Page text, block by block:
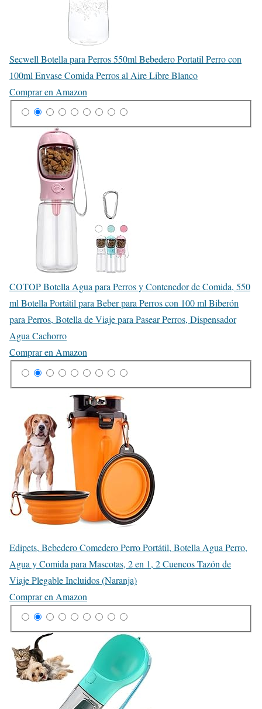
Secwell Botella para Perros 550ml Bebedero Portatil Perro con
100ml Envase Comida Perros al Aire Libre Blanco
Comprar en Amazon
COTOP Botella Agua para Perros y Contenedor de Comida, 550
ml Botella Portátil para Beber para Perros con 100 ml Biberón
para Perros, Botella de Viaje para Pasear Perros, Dispensador
Agua Cachorro
Comprar en Amazon
Edipets, Bebedero Comedero Perro Portátil, Botella Agua Perro,
Agua y Comida para Mascotas, 2 en 1, 2 Cuencos Tazón de
Viaje Plegable Incluidos (Naranja)
Comprar en Amazon